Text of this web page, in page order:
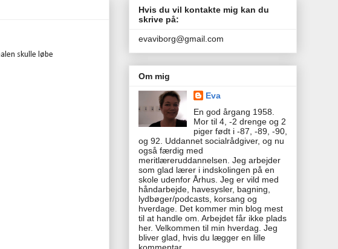
skulle løbe
Hvis du vil kontakte mig kan du
skrive på:
evaviborg@gmail.com
Om mig
Eva
En god årgang 1958.
Mor til 4, -2 drenge og 2
piger født i -87, -89, -90,
og 92. Uddannet socialrådgiver, og nu
også færdig med
meritlæreruddannelsen. Jeg arbejder
som glad lærer i indskolingen på en
skole udenfor Århus. Jeg er vild med
håndarbejde, havesysler, bagning,
lydbøger/podcasts, korsang og
hverdage. Det kommer min blog mest
til at handle om. Arbejdet får ikke plads
her. Velkommen til min hverdag. Jeg
bliver glad, hvis du lægger en lille
kommentar.